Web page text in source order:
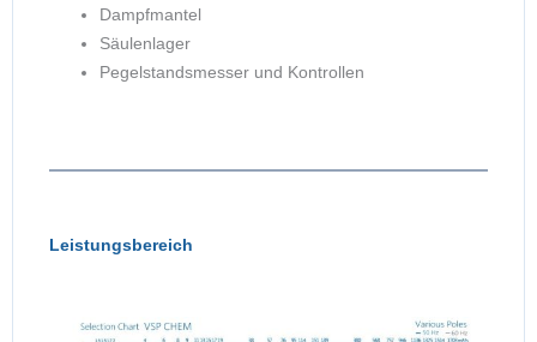
Dampfmantel
Säulenlager
Pegelstandsmesser und Kontrollen
Leistungsbereich